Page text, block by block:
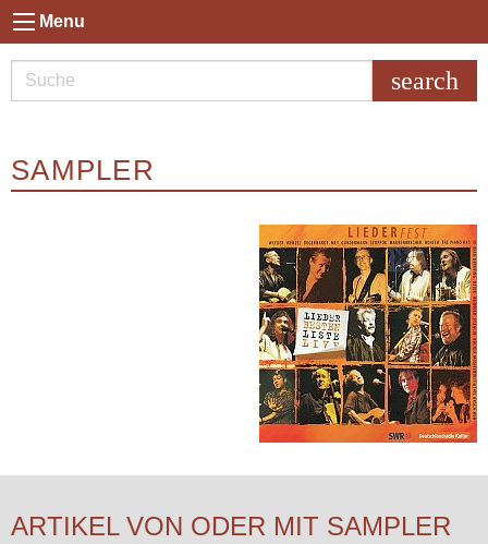
Menu
search
SAMPLER
ARTIKEL VON ODER MIT SAMPLER